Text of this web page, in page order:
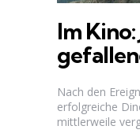
Im
Nach den
erfolgreiche
mittlerweile